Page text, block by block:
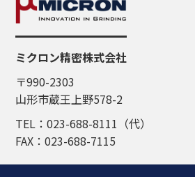
ミクロン精密株式会社
〒990-2303
山形市蔵王上野578-2
TEL：023-688-8111（代）
FAX：023-688-7115